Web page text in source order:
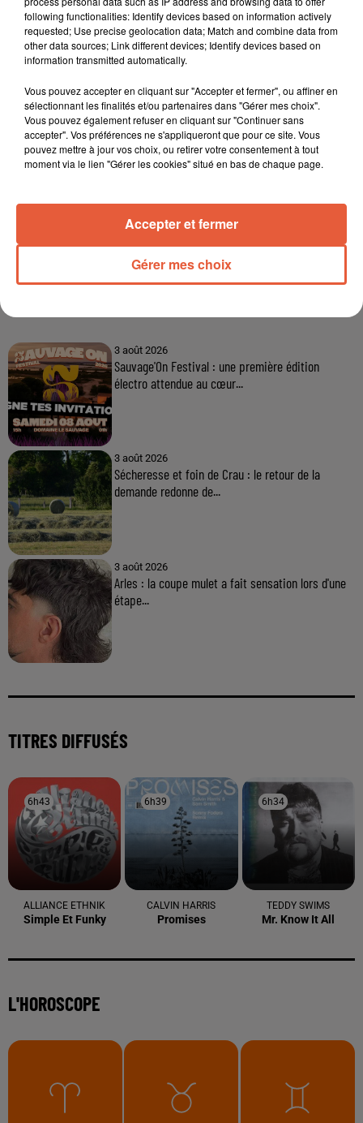
3 août 2026
Sauvage'On Festival : une première édition
électro attendue au cœur...
3 août 2026
Sécheresse et foin de Crau : le retour de la
demande redonne de...
3 août 2026
Arles : la coupe mulet a fait sensation lors d'une
étape...
TITRES DIFFUSÉS
6h43
6h43
ALLIANCE ETHNIK
Simple Et Funky
6h39
6h39
CALVIN HARRIS
Promises
6h34
6h34
TEDDY SWIMS
Mr. Know It All
L'HOROSCOPE
following functionalities: Identify devices based on information actively
requested; Use precise geolocation data; Match and combine data from
other data sources; Link different devices; Identify devices based on
information transmitted automatically.
Vous pouvez accepter en cliquant sur "Accepter et fermer", ou affiner en
sélectionnant les finalités et/ou partenaires dans "Gérer mes choix".
Vous pouvez également refuser en cliquant sur "Continuer sans
accepter". Vos préférences ne s'appliqueront que pour ce site. Vous
pouvez mettre à jour vos choix, ou retirer votre consentement à tout
moment via le lien "Gérer les cookies" situé en bas de chaque page.
Gérer mes choix
Accepter et fermer